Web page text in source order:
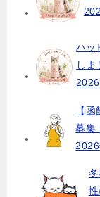
ハッ
し
【
募集